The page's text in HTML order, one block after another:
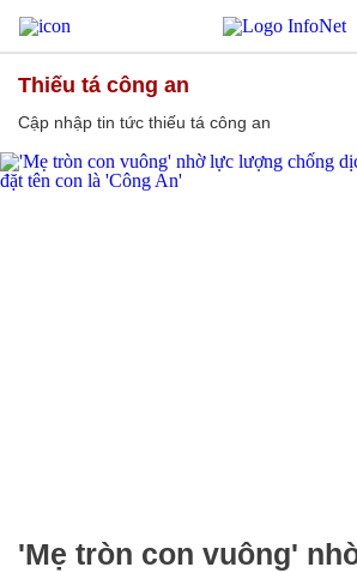
thiếu tá công an
Cập nhập tin tức thiếu tá công an
'Mẹ tròn con vuông'